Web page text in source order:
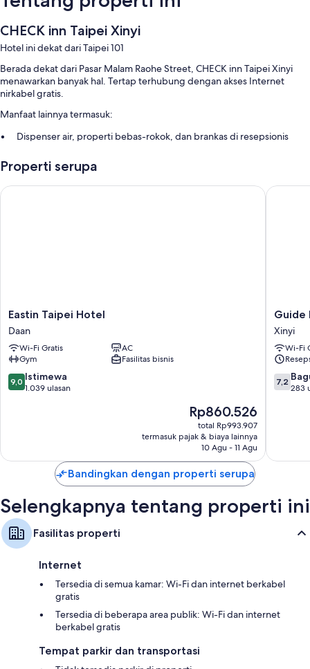
CHECK inn Taipei Xinyi
Hotel ini dekat dari Taipei 101
Berada dekat dari Pasar Malam Raohe Street, CHECK inn Taipei Xinyi
menawarkan banyak hal. Tertap terhubung dengan akses Internet
nirkabel gratis.
Manfaat lainnya termasuk:
Dispenser air, properti bebas-rokok, dan brankas di resepsionis
Lift
Ulasan tamu memberikan skor yang bagus untuk staf
Kamar mandi dengan shower dan pengering rambut
Televisi HD 32-inci dengan TV kabel
Lemari es, setiap hari, dan meja tulis
Properti serupa
Eastin
Taipei
Hotel
Daan
Eastin Taipei Hotel
Daan
Wi-Fi Gratis
AC
Gym
Fasilitas bisnis
9.0
dari
9,0 Istimewa
1.039 ulasan
Harga
sekarang
Rp860.526
Rp860.526
total Rp993.907
termasuk pajak & biaya lainnya
10 Agu - 11 Agu
Eastin Taipei Hotel
Guide
Hotel
Taipei
Xinyi
Xinyi
Guide
Xinyi
Wi-Fi
7.2
dari
7,2
283
Guide
Bandingkan dengan properti serupa
Selengkapnya tentang properti ini
Fasilitas properti
Internet
Tersedia di semua kamar: Wi-Fi dan internet berkabel
gratis
Tersedia di beberapa area publik: Wi-Fi dan internet
berkabel gratis
Tempat parkir dan transportasi